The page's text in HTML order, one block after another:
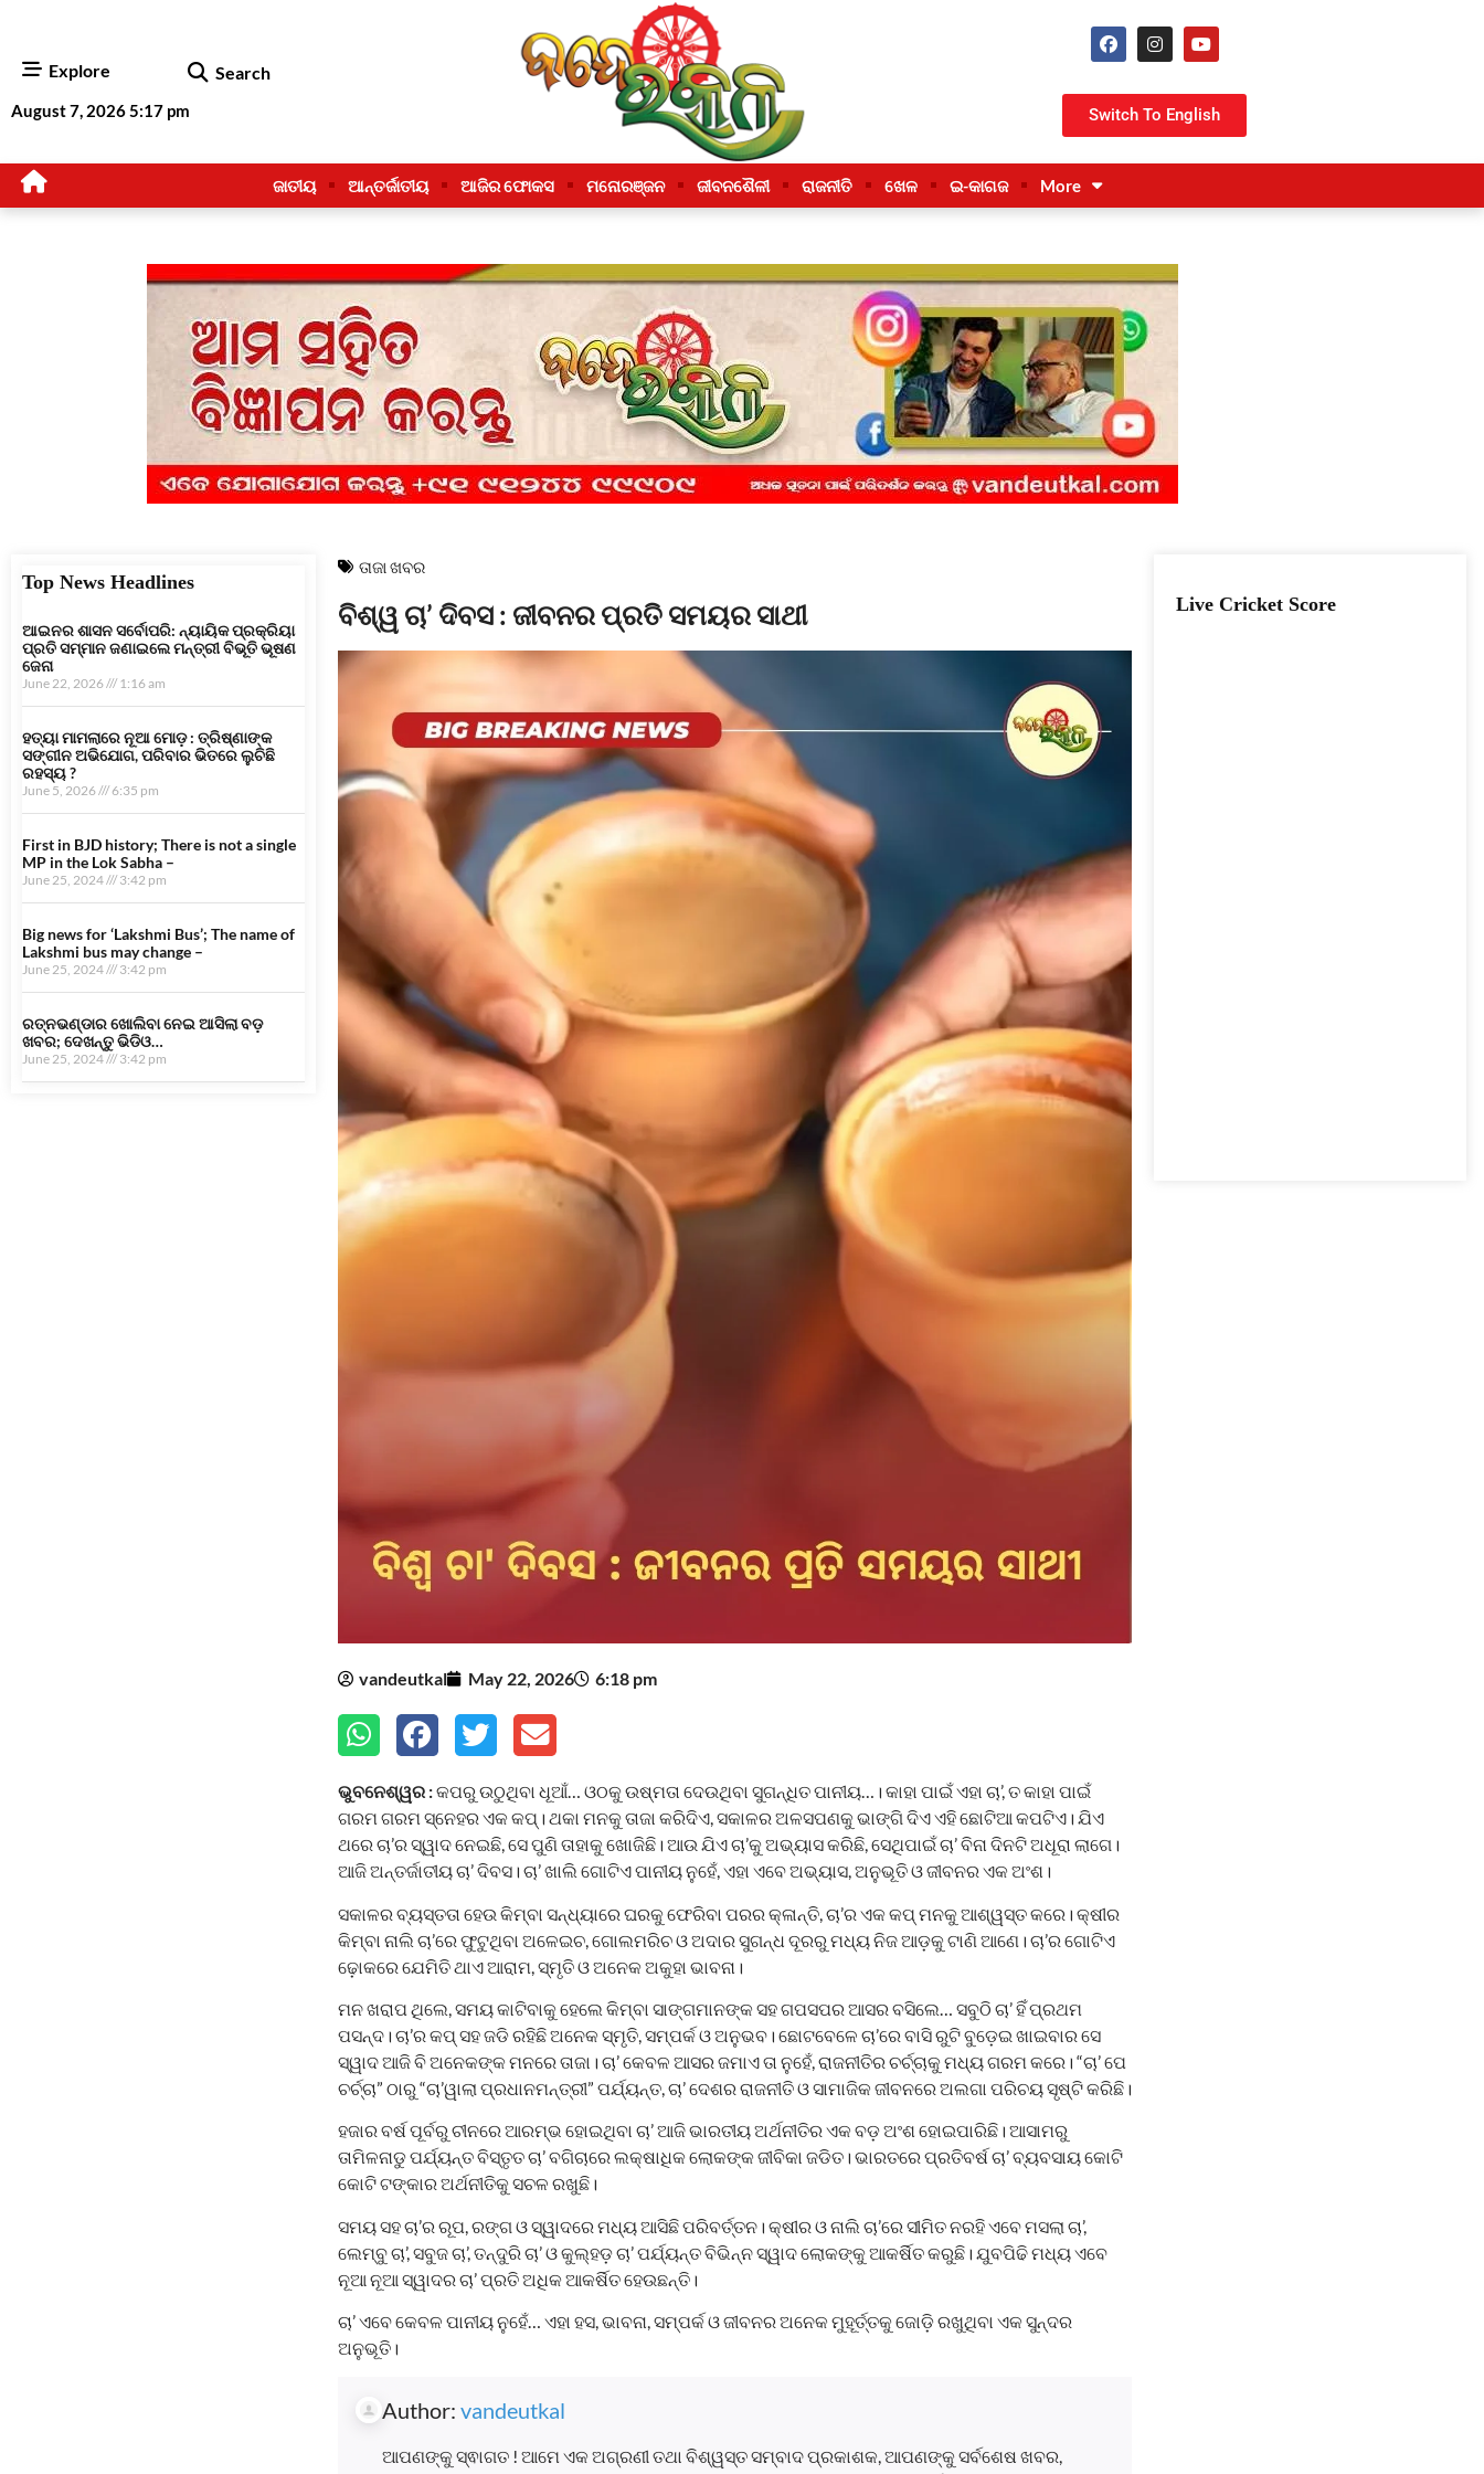
Explore Search
August 7, 2026 5:17 pm Switch To English
ଜାତୀୟ ଆନ୍ତର୍ଜାତୀୟ ଆଜିର ଫୋକସ ମନୋରଞ୍ଜନ ଜୀବନଶୈଳୀ ରାଜନୀତି ଖେଳ ଇ-କାଗଜ More
Top News Headlines
ଆଇନର ଶାସନ ସର୍ବୋପରି: ନ୍ୟାୟିକ ପ୍ରକ୍ରିୟା
ପ୍ରତି ସମ୍ମାନ ଜଣାଇଲେ ମନ୍ତ୍ରୀ ବିଭୂତି ଭୂଷଣ
ଜେନା
June 22, 2026 1:16 am
ହତ୍ୟା ମାମଲାରେ ନୂଆ ମୋଡ଼ : ତ୍ରିଷ୍ଣାଙ୍କ
ସଙ୍ଗୀନ ଅଭିଯୋଗ, ପରିବାର ଭିତରେ ଲୁଚିଛି
ରହସ୍ୟ ?
June 5, 2026 6:35 pm
First in BJD history; There is not a single
MP in the Lok Sabha –
June 25, 2024 3:42 pm
Big news for ‘Lakshmi Bus’; The name of
Lakshmi bus may change –
June 25, 2024 3:42 pm
ରତ୍ନଭଣ୍ଡାର ଖୋଲିବା ନେଇ ଆସିଲା ବଡ଼
ଖବର; ଦେଖନ୍ତୁ ଭିଡିଓ…
June 25, 2024 3:42 pm
ତାଜା ଖବର
ବିଶ୍ୱ ଚା’ ଦିବସ : ଜୀବନର ପ୍ରତି ସମୟର ସାଥୀ
vandeutkal May 22, 2026 6:18 pm
ଭୁବନେଶ୍ୱର :କପରୁ ଉଠୁଥିବା ଧୂଆଁ… ଓଠକୁ ଉଷ୍ମତା ଦେଉଥିବା ସୁଗନ୍ଧିତ ପାନୀୟ…। କାହା ପାଇଁ ଏହା ଚା’, ତ କାହା ପାଇଁ
ଗରମ ଗରମ ସ୍ନେହର ଏକ କପ୍। ଥକା ମନକୁ ତାଜା କରିଦିଏ, ସକାଳର ଅଳସପଣକୁ ଭାଙ୍ଗି ଦିଏ ଏହି ଛୋଟିଆ କପଟିଏ। ଯିଏ
ଥରେ ଚା’ର ସ୍ୱାଦ ନେଇଛି, ସେ ପୁଣି ତାହାକୁ ଖୋଜିଛି। ଆଉ ଯିଏ ଚା’କୁ ଅଭ୍ୟାସ କରିଛି, ସେଥିପାଇଁ ଚା’ ବିନା ଦିନଟି ଅଧୂରା ଲାଗେ।
ଆଜି ଅନ୍ତର୍ଜାତୀୟ ଚା’ ଦିବସ। ଚା’ ଖାଲି ଗୋଟିଏ ପାନୀୟ ନୁହେଁ, ଏହା ଏବେ ଅଭ୍ୟାସ, ଅନୁଭୂତି ଓ ଜୀବନର ଏକ ଅଂଶ।
ସକାଳର ବ୍ୟସ୍ତତା ହେଉ କିମ୍ବା ସନ୍ଧ୍ୟାରେ ଘରକୁ ଫେରିବା ପରର କ୍ଳାନ୍ତି, ଚା’ର ଏକ କପ୍ ମନକୁ ଆଶ୍ୱସ୍ତ କରେ। କ୍ଷୀର
କିମ୍ବା ନାଲି ଚା’ରେ ଫୁଟୁଥିବା ଅଳେଇଚ, ଗୋଲମରିଚ ଓ ଅଦାର ସୁଗନ୍ଧ ଦୂରରୁ ମଧ୍ୟ ନିଜ ଆଡ଼କୁ ଟାଣି ଆଣେ। ଚା’ର ଗୋଟିଏ
ଢ଼ୋକରେ ଯେମିତି ଥାଏ ଆରାମ, ସ୍ମୃତି ଓ ଅନେକ ଅକୁହା ଭାବନା।
ମନ ଖରାପ ଥିଲେ, ସମୟ କାଟିବାକୁ ହେଲେ କିମ୍ବା ସାଙ୍ଗମାନଙ୍କ ସହ ଗପସପର ଆସର ବସିଲେ… ସବୁଠି ଚା’ ହିଁ ପ୍ରଥମ
ପସନ୍ଦ। ଚା’ର କପ୍‌ ସହ ଜଡି ରହିଛି ଅନେକ ସ୍ମୃତି, ସମ୍ପର୍କ ଓ ଅନୁଭବ। ଛୋଟବେଳେ ଚା’ରେ ବାସି ରୁଟି ବୁଡ଼େଇ ଖାଇବାର ସେ
ସ୍ୱାଦ ଆଜି ବି ଅନେକଙ୍କ ମନରେ ତାଜା। ଚା’ କେବଳ ଆସର ଜମାଏ ତା ନୁହେଁ, ରାଜନୀତିର ଚର୍ଚ୍ଚାକୁ ମଧ୍ୟ ଗରମ କରେ। “ଚା’ ପେ
ଚର୍ଚ୍ଚା” ଠାରୁ “ଚା’ୱାଲା ପ୍ରଧାନମନ୍ତ୍ରୀ” ପର୍ଯ୍ୟନ୍ତ, ଚା’ ଦେଶର ରାଜନୀତି ଓ ସାମାଜିକ ଜୀବନରେ ଅଲଗା ପରିଚୟ ସୃଷ୍ଟି କରିଛି।
ହଜାର ବର୍ଷ ପୂର୍ବରୁ ଚୀନରେ ଆରମ୍ଭ ହୋଇଥିବା ଚା’ ଆଜି ଭାରତୀୟ ଅର୍ଥନୀତିର ଏକ ବଡ଼ ଅଂଶ ହୋଇପାରିଛି। ଆସାମରୁ
ତାମିଳନାଡୁ ପର୍ଯ୍ୟନ୍ତ ବିସ୍ତୃତ ଚା’ ବଗିଚାରେ ଲକ୍ଷାଧିକ ଲୋକଙ୍କ ଜୀବିକା ଜଡିତ। ଭାରତରେ ପ୍ରତିବର୍ଷ ଚା’ ବ୍ୟବସାୟ କୋଟି
କୋଟି ଟଙ୍କାର ଅର୍ଥନୀତିକୁ ସଚଳ ରଖୁଛି।
ସମୟ ସହ ଚା’ର ରୂପ, ରଙ୍ଗ ଓ ସ୍ୱାଦରେ ମଧ୍ୟ ଆସିଛି ପରିବର୍ତ୍ତନ। କ୍ଷୀର ଓ ନାଲି ଚା’ରେ ସୀମିତ ନରହି ଏବେ ମସଲା ଚା’,
ଲେମ୍ବୁ ଚା’, ସବୁଜ ଚା’, ତନ୍ଦୁରି ଚା’ ଓ କୁଲ୍ହଡ଼ ଚା’ ପର୍ଯ୍ୟନ୍ତ ବିଭିନ୍ନ ସ୍ୱାଦ ଲୋକଙ୍କୁ ଆକର୍ଷିତ କରୁଛି। ଯୁବପିଢି ମଧ୍ୟ ଏବେ
ନୂଆ ନୂଆ ସ୍ୱାଦର ଚା’ ପ୍ରତି ଅଧିକ ଆକର୍ଷିତ ହେଉଛନ୍ତି।
ଚା’ ଏବେ କେବଳ ପାନୀୟ ନୁହେଁ… ଏହା ହସ, ଭାବନା, ସମ୍ପର୍କ ଓ ଜୀବନର ଅନେକ ମୁହୂର୍ତ୍ତକୁ ଜୋଡ଼ି ରଖୁଥିବା ଏକ ସୁନ୍ଦର
ଅନୁଭୂତି।
Author: vandeutkal
ଆପଣଙ୍କୁ ସ୍ଵାଗତ ! ଆମେ ଏକ ଅଗ୍ରଣୀ ତଥା ବିଶ୍ୱସ୍ତ ସମ୍ବାଦ ପ୍ରକାଶକ, ଆପଣଙ୍କୁ ସର୍ବଶେଷ ଖବର,
Live Cricket Score